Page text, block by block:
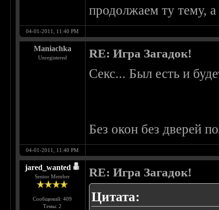
продолжаем ту тему,
04-01-2011, 11:40 PM
Maniachka
Unregistered RE: Игра Загадок!
Секс... Был есть и
Без окон без дверей
04-01-2011, 11:40 PM
jared_wanted
Senior Member
Сообщений: 409
Темы: 2
RE: Игра Загадок!
Цитата: